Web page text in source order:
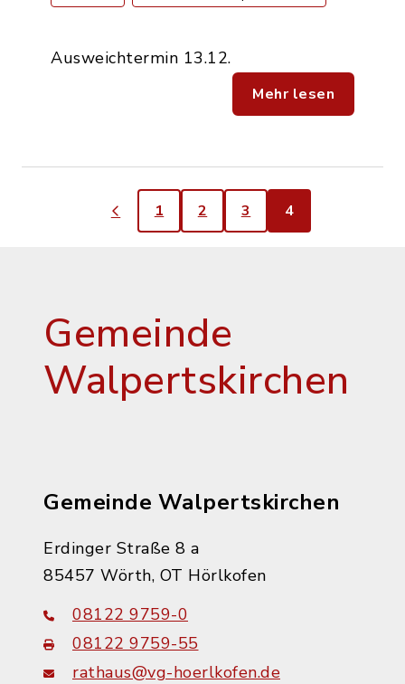
Ausweichtermin 13.12.
Mehr lesen
1 2 3 4
Gemeinde
Walpertskirchen
Gemeinde Walpertskirchen
Erdinger Straße 8 a
85457 Wörth, OT Hörlkofen
08122 9759-0
08122 9759-55
rathaus@vg-hoerlkofen.de